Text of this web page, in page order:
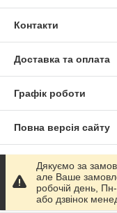
Контакти
Доставка та оплата
Графік роботи
Повна версія сайту
Сайт створено на
Політика
Дякуємо за
але Ваше
робочій день,
або дзвінок